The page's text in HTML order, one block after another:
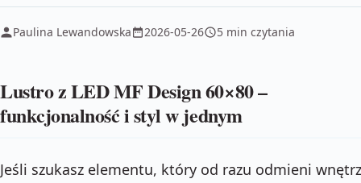
Paulina Lewandowska 2026-05-26 5 min czytania
Lustro z LED MF Design 60×80 –
funkcjonalność i styl w jednym
Jeśli szukasz elementu, który od razu odmieni